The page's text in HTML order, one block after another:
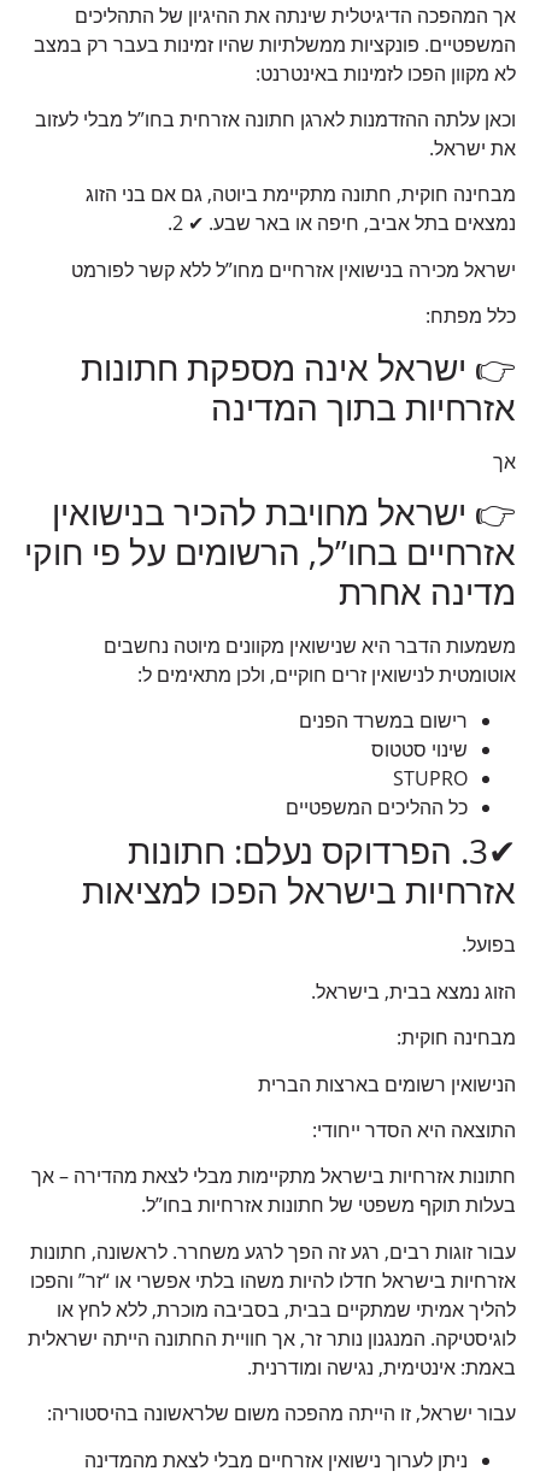
אך המהפכה הדיגיטלית שינתה את ההיגיון של התהליכים
המשפטיים. פונקציות ממשלתיות שהיו זמינות בעבר רק במצב
לא מקוון הפכו לזמינות באינטרנט:
וכאן עלתה ההזדמנות לארגן חתונה אזרחית בחו”ל מבלי לעזוב
את ישראל.
מבחינה חוקית, חתונה מתקיימת ביוטה, גם אם בני הזוג
נמצאים בתל אביב, חיפה או באר שבע. ✔ 2.
ישראל מכירה בנישואין אזרחיים מחו”ל ללא קשר לפורמט
כלל מפתח:
👉 ישראל אינה מספקת חתונות
אזרחיות בתוך המדינה
אך
👉 ישראל מחויבת להכיר בנישואין
אזרחיים בחו”ל, הרשומים על פי חוקי
מדינה אחרת
משמעות הדבר היא שנישואין מקוונים מיוטה נחשבים
אוטומטית לנישואין זרים חוקיים, ולכן מתאימים ל:
רישום במשרד הפנים
שינוי סטטוס
STUPRO
כל ההליכים המשפטיים
✔3. הפרדוקס נעלם: חתונות
אזרחיות בישראל הפכו למציאות
בפועל.
הזוג נמצא בבית, בישראל.
מבחינה חוקית:
הנישואין רשומים בארצות הברית
התוצאה היא הסדר ייחודי:
חתונות אזרחיות בישראל מתקיימות מבלי לצאת מהדירה – אך
בעלות תוקף משפטי של חתונות אזרחיות בחו”ל.
עבור זוגות רבים, רגע זה הפך לרגע משחרר. לראשונה, חתונות
אזרחיות בישראל חדלו להיות משהו בלתי אפשרי או “זר” והפכו
להליך אמיתי שמתקיים בבית, בסביבה מוכרת, ללא לחץ או
לוגיסטיקה. המנגנון נותר זר, אך חוויית החתונה הייתה ישראלית
באמת: אינטימית, נגישה ומודרנית.
עבור ישראל, זו הייתה מהפכה משום שלראשונה בהיסטוריה:
ניתן לערוך נישואין אזרחיים מבלי לצאת מהמדינה